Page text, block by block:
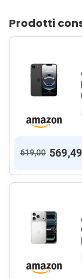
Prodotti
619,00